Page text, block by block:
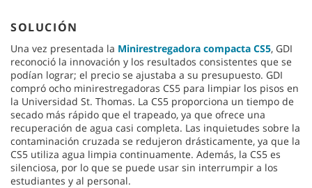
SOLUCIÓN
Una vez presentada la Minirestregadora compacta CS5, GDI
reconoció la innovación y los resultados consistentes que se
podían lograr; el precio se ajustaba a su presupuesto. GDI
compró ocho minirestregadoras CS5 para limpiar los pisos en
la Universidad St. Thomas. La CS5 proporciona un tiempo de
secado más rápido que el trapeado, ya que ofrece una
recuperación de agua casi completa. Las inquietudes sobre la
contaminación cruzada se redujeron drásticamente, ya que la
CS5 utiliza agua limpia continuamente. Además, la CS5 es
silenciosa, por lo que se puede usar sin interrumpir a los
estudiantes y al personal.